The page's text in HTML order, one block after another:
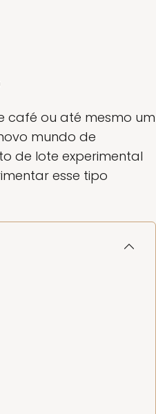
café ou até mesmo um
mundo de
de lote experimental
esse tipo